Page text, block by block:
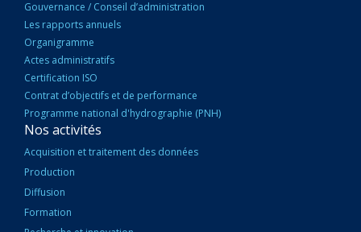
Gouvernance / Conseil d’administration
Les rapports annuels
Organigramme
Actes administratifs
Certification ISO
Contrat d’objectifs et de performance
Programme national d'hydrographie (PNH)
Nos activités
Acquisition et traitement des données
Production
Diffusion
Formation